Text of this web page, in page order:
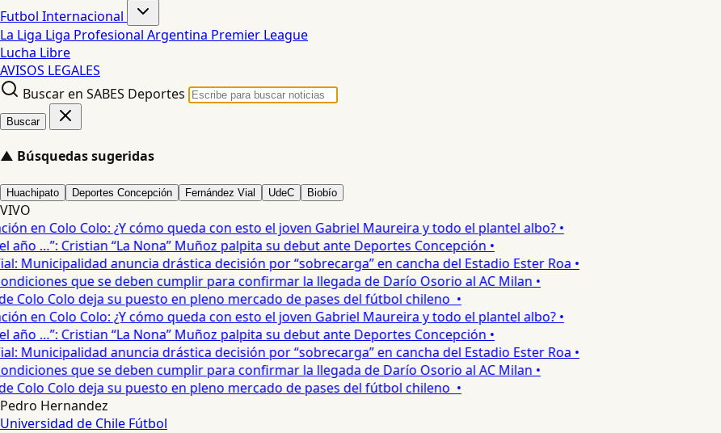
Futbol Internacional
La Liga Liga Profesional Argentina Premier League
Lucha Libre
AVISOS LEGALES
Buscar en SABES Deportes
Buscar
▲ Búsquedas sugeridas
Huachipato Deportes Concepción Fernández Vial UdeC Biobío
VIVO
en Colo Colo: ¿Y cómo queda con esto el joven Gabriel Maureira y todo el plantel albo? •
…”: Cristian “La Nona” Muñoz palpita su debut ante Deportes Concepción •
Municipalidad anuncia drástica decisión por “sobrecarga” en cancha del Estadio Ester Roa •
que se deben cumplir para confirmar la llegada de Darío Osorio al AC Milan •
Colo Colo deja su puesto en pleno mercado de pases del fútbol chileno •
en Colo Colo: ¿Y cómo queda con esto el joven Gabriel Maureira y todo el plantel albo? •
…”: Cristian “La Nona” Muñoz palpita su debut ante Deportes Concepción •
Municipalidad anuncia drástica decisión por “sobrecarga” en cancha del Estadio Ester Roa •
que se deben cumplir para confirmar la llegada de Darío Osorio al AC Milan •
Colo Colo deja su puesto en pleno mercado de pases del fútbol chileno •
Pedro Hernandez
Universidad de Chile Fútbol